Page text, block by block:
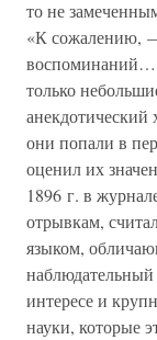
то не
«К сожалению,
воспоминаний…
только
анекдотический
они попали в
оценил их
1896 г. в
отрывкам,
языком,
интересе и
науки, которые